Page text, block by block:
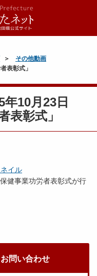
その他動画
表彰式」
10月23日
表彰式」
健事業功労者表彰式が行
問い合わせ